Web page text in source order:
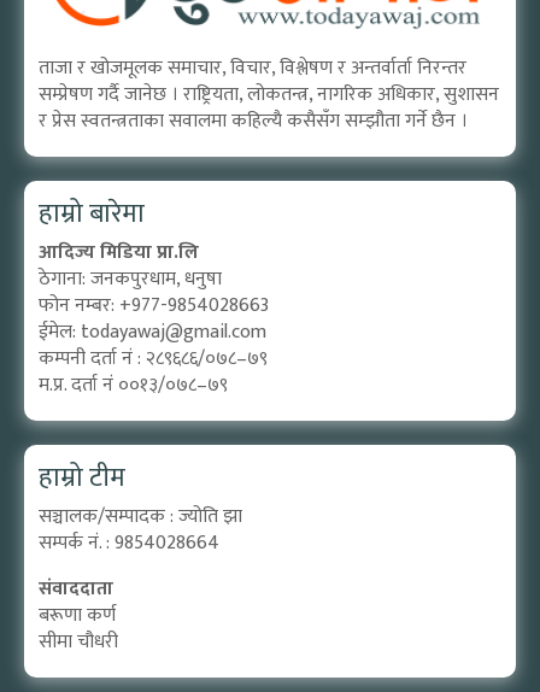
ताजा र खोजमूलक समाचार, विचार, विश्लेषण र अन्तर्वार्ता निरन्तर
सम्प्रेषण गर्दै जानेछ । राष्ट्रियता, लोकतन्त्र, नागरिक अधिकार, सुशासन
र प्रेस स्वतन्त्रताका सवालमा कहिल्यै कसैसँग सम्झौता गर्ने छैन ।
हाम्रो बारेमा
आदिज्य मिडिया प्रा.लि
ठेगाना: जनकपुरधाम, धनुषा
फोन नम्बर: +977-9854028663
ईमेल: todayawaj@gmail.com
कम्पनी दर्ता नं : २८९६८६/०७८–७९
म.प्र. दर्ता नं ००१३/०७८–७९
हाम्रो टीम
सञ्चालक/सम्पादक : ज्योति झा
सम्पर्क नं. : 9854028664
संवाददाता
बरूणा कर्ण
सीमा चौधरी